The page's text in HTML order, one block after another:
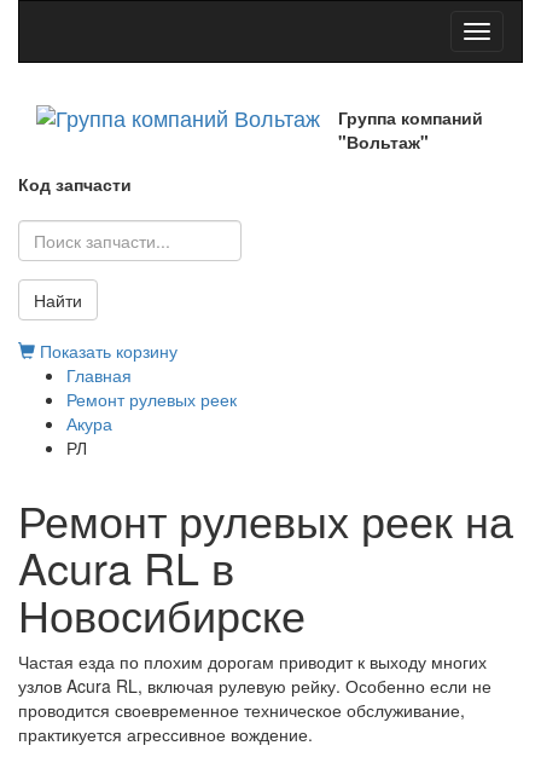
Toggle
Группа компаний
"Вольтаж"
Код запчасти
Найти
Показать корзину
Главная
Ремонт рулевых реек
Акура
РЛ
Ремонт рулевых реек на
Acura RL в
Новосибирске
Частая езда по плохим дорогам приводит к выходу многих
узлов Acura RL, включая рулевую рейку. Особенно если не
проводится своевременное техническое обслуживание,
практикуется агрессивное вождение.